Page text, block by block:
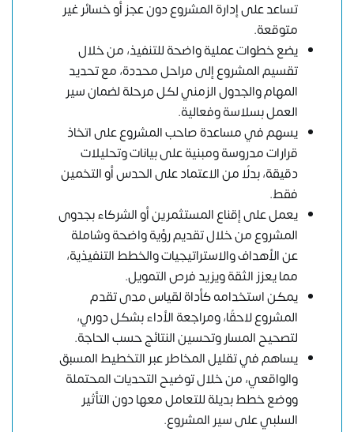
تساعد على إدارة المشروع دون عجز أو خسائر غير
متوقعة.
يضع خطوات عملية واضحة للتنفيذ، من خلال
تقسيم المشروع إلى مراحل محددة، مع تحديد
المهام والجدول الزمني لكل مرحلة لضمان سير
العمل بسلاسة وفعالية.
يسهم في مساعدة صاحب المشروع على اتخاذ
قرارات مدروسة ومبنية على بيانات وتحليلات
دقيقة، بدلًا من الاعتماد على الحدس أو التخمين
فقط.
يعمل على إقناع المستثمرين أو الشركاء بجدوى
المشروع من خلال تقديم رؤية واضحة وشاملة
عن الأهداف والاستراتيجيات والخطط التنفيذية،
مما يعزز الثقة ويزيد فرص التمويل.
يمكن استخدامه كأداة لقياس مدى تقدم
المشروع لاحقًا، ومراجعة الأداء بشكل دوري،
لتصحيح المسار وتحسين النتائج حسب الحاجة.
يساهم في تقليل المخاطر عبر التخطيط المسبق
والواقعي، من خلال توضيح التحديات المحتملة
ووضع خطط بديلة للتعامل معها دون التأثير
السلبي على سير المشروع.